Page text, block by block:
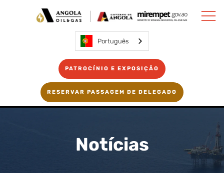
Português
PATROCÍNIO E EXPOSIÇÃO
RESERVAR PASSAGEM DE DELEGADO
Notícias